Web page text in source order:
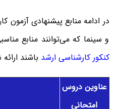
در ادامه منابع پیشنهادی
و سینما که می‌توانند منابع
کنکور کارشناسی ارشد باشند
عناوین دروس
امتحانی